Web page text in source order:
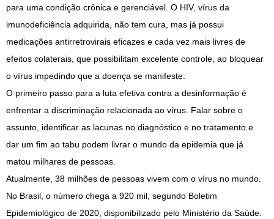
para uma condição crônica e gerenciável. O HIV, vírus da
imunodeficiência adquirida, não tem cura, mas já possui
medicações antirretrovirais eficazes e cada vez mais livres de
efeitos colaterais, que possibilitam excelente controle, ao bloquear
o vírus impedindo que a doença se manifeste.
O primeiro passo para a luta efetiva contra a desinformação é
enfrentar a discriminação relacionada ao vírus. Falar sobre o
assunto, identificar as lacunas no diagnóstico e no tratamento e
dar um fim ao tabu podem livrar o mundo da epidemia que já
matou milhares de pessoas.
Atualmente, 38 milhões de pessoas vivem com o vírus no mundo.
No Brasil, o número chega a 920 mil, segundo Boletim
Epidemiológico de 2020, disponibilizado pelo Ministério da Saúde.